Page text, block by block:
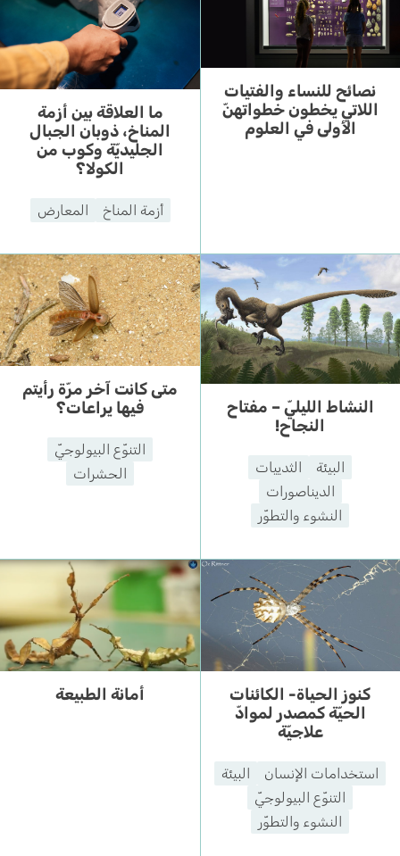
نصائح للنساء والفتيات
اللاتي يخطون خطواتهنّ
الأولى في العلوم
ما العلاقة بين أزمة
المناخ، ذوبان الجبال
الجليديّة وكوب من
الكولا؟
أزمة المناخ المعارض
النشاط الليليّ – مفتاح
النجاح!
البيئة
الثدييات
الديناصورات
النشوء والتطوّر
متى كانت آخر مرّة رأيتم
فيها يراعات؟
التنوّع البيولوجيّ
الحشرات
كنوز الحياة- الكائنات
الحيّة كمصدر لموادّ
علاجيّة
استخدامات الإنسان
البيئة
التنوّع البيولوجيّ
النشوء والتطوّر
أمانة الطبيعة